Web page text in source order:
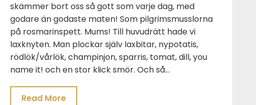
skämmer bort oss så gott som varje dag, med
godare än godaste maten! Som pilgrimsmusslorna
på rosmarinspett. Mums! Till huvudrätt hade vi
laxknyten. Man plockar själv laxbitar, nypotatis,
rödlök/vårlök, champinjon, sparris, tomat, dill, you
name it! och en stor klick smör. Och så…
Read More